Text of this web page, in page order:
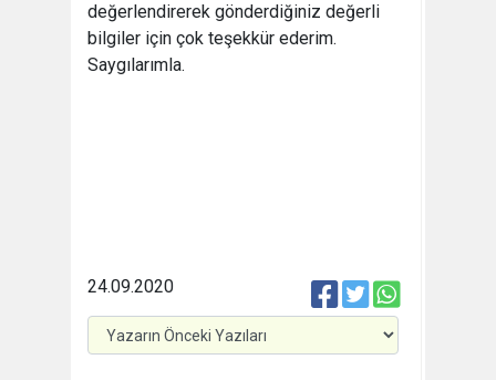
değerlendirerek gönderdiğiniz değerli
bilgiler için çok teşekkür ederim.
Saygılarımla.
24.09.2020